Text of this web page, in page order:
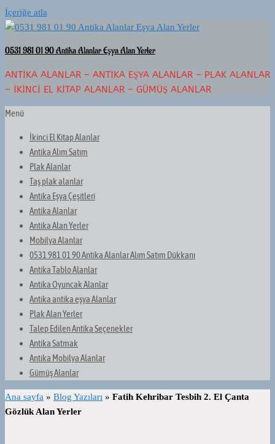
İçeriğe atla
0531 981 01 90 Antika Alanlar Eşya Alan Yerler
ANTIKA ALANLAR – ANTIKA EŞYA ALANLAR – PLAK ALANLAR
– İKINCI EL KITAP ALANLAR – GÜMÜŞ ALANLAR
Menü
İkinci El Kitap Alanlar
Antika Alım Satım
Plak Alanlar
Taş plak alanlar
Antika Eşya Çeşitleri
Antika Alanlar
Antika Alan Yerler
Mobilya Alanlar
0531 981 01 90 Antika Alanlar Alım Satım Dükkanı
Antika Tablo Alanlar
Antika Oyuncak Alanlar
Antika antika eşya Alanlar
Plak Alan Yerler
Talep Edilen Antika Seçenekler
Antika Satmak
Antika Mobilya Alanlar
Gümüş Alanlar
Ana sayfa » Blog Yazıları » Fatih Kehribar Tesbih 2. El Çanta
Gözlük Alan Yerler